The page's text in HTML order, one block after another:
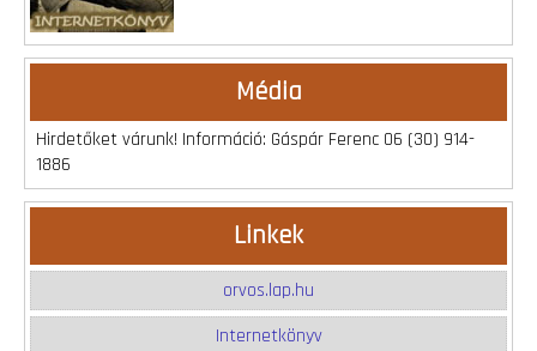
Média
Hirdetőket várunk! Információ: Gáspár Ferenc 06 (30) 914-
1886
Linkek
orvos.lap.hu
Internetkönyv